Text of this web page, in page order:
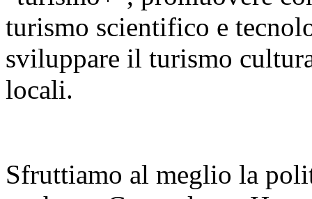
turismo scientifico e
sviluppare il turismo
locali.
Sfruttiamo al meglio la